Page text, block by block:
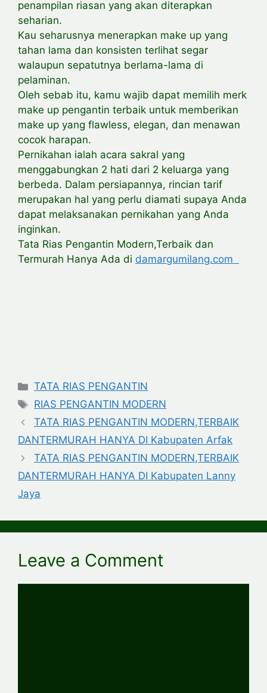
penampilan riasan yang akan diterapkan
seharian.
Kau seharusnya menerapkan make up yang
tahan lama dan konsisten terlihat segar
walaupun sepatutnya berlama-lama di
pelaminan.
Oleh sebab itu, kamu wajib dapat memilih merk
make up pengantin terbaik untuk memberikan
make up yang flawless, elegan, dan menawan
cocok harapan.
Pernikahan ialah acara sakral yang
menggabungkan 2 hati dari 2 keluarga yang
berbeda. Dalam persiapannya, rincian tarif
merupakan hal yang perlu diamati supaya Anda
dapat melaksanakan pernikahan yang Anda
inginkan.
Tata Rias Pengantin Modern,Terbaik dan
Termurah Hanya Ada di damargumilang.com
Categories
TATA RIAS PENGANTIN
Tags
RIAS PENGANTIN MODERN
TATA RIAS PENGANTIN MODERN,TERBAIK
DANTERMURAH HANYA DI Kabupaten Arfak
TATA RIAS PENGANTIN MODERN,TERBAIK
DANTERMURAH HANYA DI Kabupaten Lanny
Jaya
Leave a Comment